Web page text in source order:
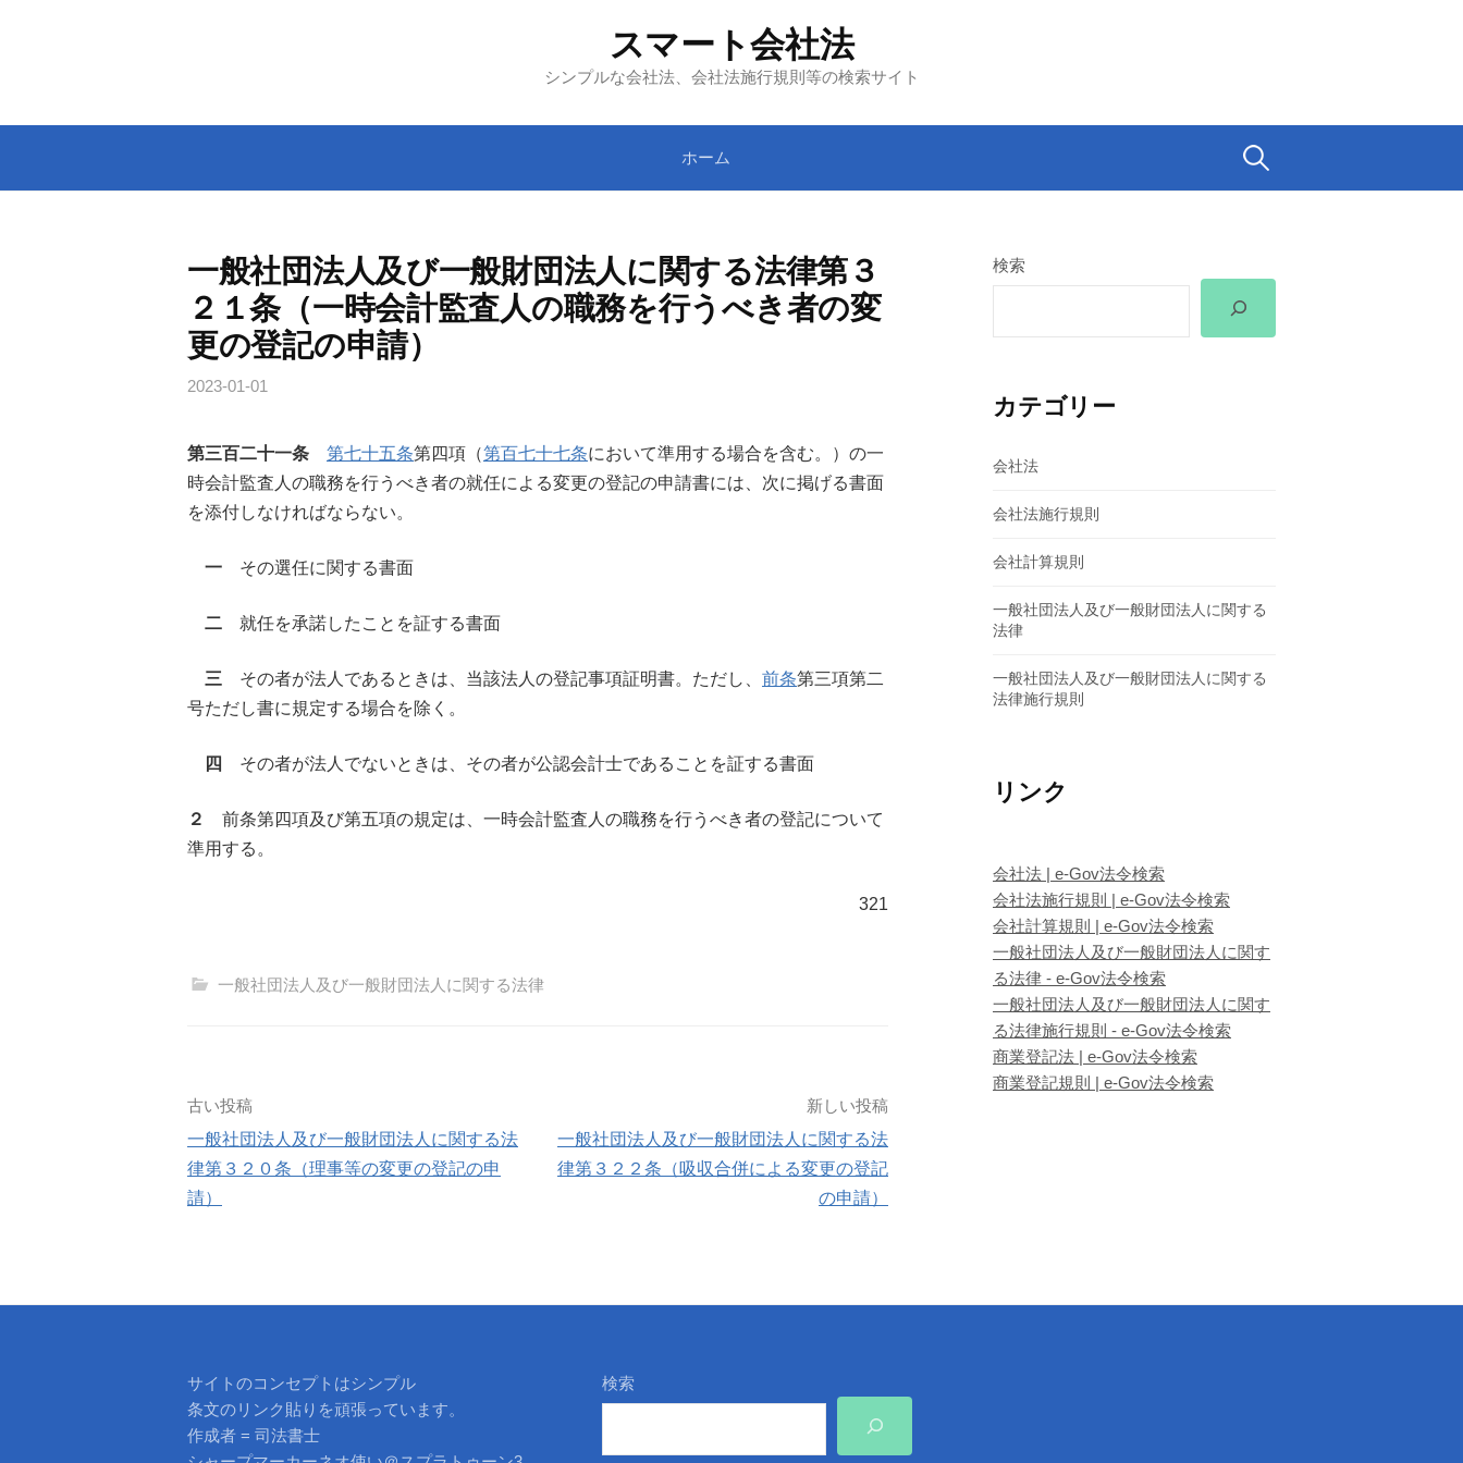
ツ
ス
スマート会社法
シンプルな会社法、会社法施行規則等の検索サイト
ホーム 検
一般社団法人及び一般財団法人に関する法律第３
２１条（一時会計監査人の職務を行うべき者の変
更の登記の申請）
2023-01-01
第三百二十一条 第七十五条第四項（第百七十七条において準用する場合を含む。）の一
時会計監査人の職務を行うべき者の就任による変更の登記の申請書には、次に掲げる書面
を添付しなければならない。
一 その選任に関する書面
二 就任を承諾したことを証する書面
三 その者が法人であるときは、当該法人の登記事項証明書。ただし、 前条第三項第二
号ただし書に規定する場合を除く。
四 その者が法人でないときは、その者が公認会計士であることを証する書面
２
前条第四項及び第五項の規定は、一時会計監査人の職務を行うべき者の登記について
準用する。
321
一般社団法人及び一般財団法人に関する法律
投
稿
ナ
ゲ
シ
ョ
古い投稿
一般社団法人及び一般財団法人に関する法
律第３２０条（理事等の変更の登記の申
請）
新しい投稿
一般社団法人及び一般財団法人に関する法
律第３２２条（吸収合併による変更の登記
の申請）
検索
カテゴリー
会社法
会社法施行規則
会社計算規則
一般社団法人及び一般財団法人に関する
法律
一般社団法人及び一般財団法人に関する
法律施行規則
リンク
会社法 | e-Gov法令検索
会社法施行規則 | e-Gov法令検索
会社計算規則 | e-Gov法令検索
一般社団法人及び一般財団法人に関す
る法律 - e-Gov法令検索
一般社団法人及び一般財団法人に関す
る法律施行規則 - e-Gov法令検索
商業登記法 | e-Gov法令検索
商業登記規則 | e-Gov法令検索
サイトのコンセプトはシンプル
条文のリンク貼りを頑張っています。
作成者 = 司法書士
検索